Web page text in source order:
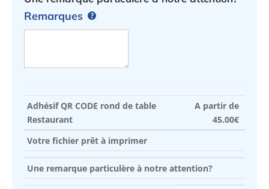
Remarques
Adhésif QR CODE rond de table
Restaurant
A partir de
45.00€
Votre fichier prêt à imprimer
Une remarque particulère à notre attention?